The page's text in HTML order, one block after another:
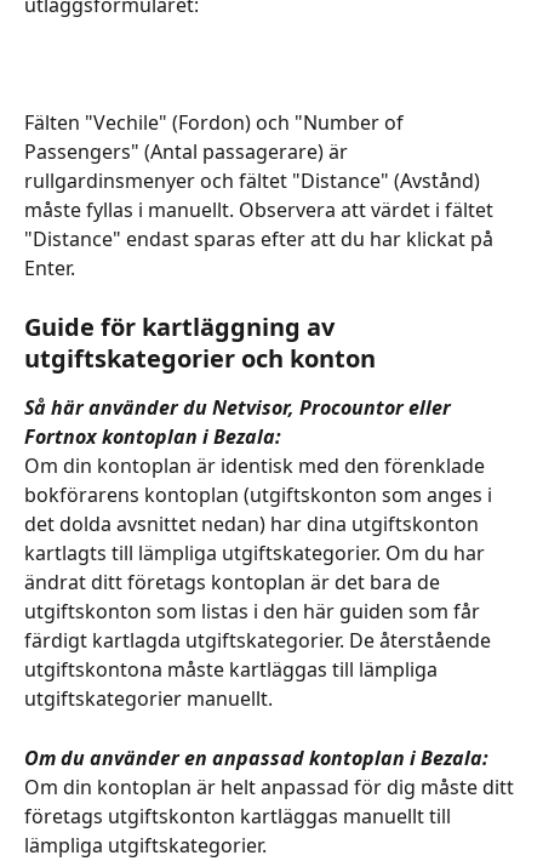
Fälten "Vechile" (Fordon) och "Number of
Passengers" (Antal passagerare) är
rullgardinsmenyer och fältet "Distance" (Avstånd)
måste fyllas i manuellt. Observera att värdet i fältet
"Distance" endast sparas efter att du har klickat på
Enter.
Guide för kartläggning av
utgiftskategorier och konton
Så här använder du Netvisor, Procountor eller
Fortnox kontoplan i Bezala:
Om din kontoplan är identisk med den förenklade
bokförarens kontoplan (utgiftskonton som anges i
det dolda avsnittet nedan) har dina utgiftskonton
kartlagts till lämpliga utgiftskategorier. Om du har
ändrat ditt företags kontoplan är det bara de
utgiftskonton som listas i den här guiden som får
färdigt kartlagda utgiftskategorier. De återstående
utgiftskontona måste kartläggas till lämpliga
utgiftskategorier manuellt.
Om du använder en anpassad kontoplan i Bezala:
Om din kontoplan är helt anpassad för dig måste ditt
företags utgiftskonton kartläggas manuellt till
lämpliga utgiftskategorier.